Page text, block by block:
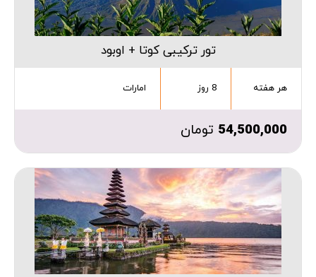
تور ترکیبی کوتا + اوبود
هر هفته 8 روز امارات
54,500,000 تومان